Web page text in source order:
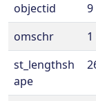
objectid
9
omschr
1
st_lengthsh
ape